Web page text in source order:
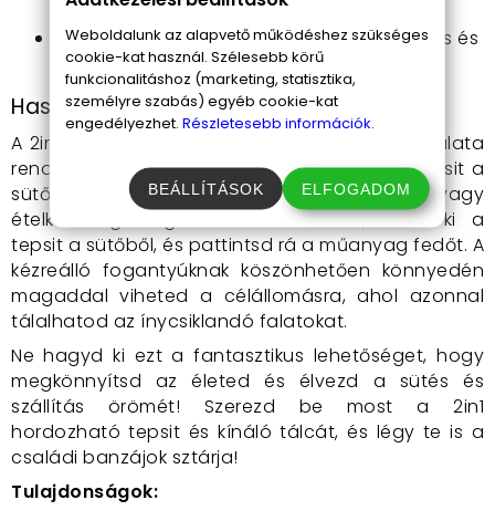
család számára.
Négyszögletes forma: Elegáns megjelenés és
praktikus használat.
Használati útmutató
A 2in1 hordozható tepsi és kínáló tálca használata
rendkívül egyszerű. Először is, helyezd be a tepsit a
sütőbe, és készítsd el kedvenc süteményed vagy
ételkülönlegességed. Amint elkészült, vedd ki a
tepsit a sütőből, és pattintsd rá a műanyag fedőt. A
kézreálló fogantyúknak köszönhetően könnyedén
magaddal viheted a célállomásra, ahol azonnal
tálalhatod az ínycsiklandó falatokat.
Ne hagyd ki ezt a fantasztikus lehetőséget, hogy
megkönnyítsd az életed és élvezd a sütés és
szállítás örömét! Szerezd be most a 2in1
hordozható tepsit és kínáló tálcát, és légy te is a
családi banzájok sztárja!
Tulajdonságok:
Weboldalunk az alapvető működéshez szükséges
cookie-kat használ. Szélesebb körű
funkcionalitáshoz (marketing, statisztika,
személyre szabás) egyéb cookie-kat
engedélyezhet. Részletesebb információk.
BEÁLLÍTÁSOK ELFOGADOM